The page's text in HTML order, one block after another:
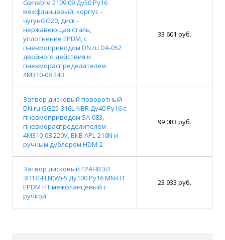
Genebre 2109 09 Ду50 Ру16
межфланцевый, корпус -
чугунGG20, диск -
нержавеющая сталь,
уплотнение EPDM, с
пневмоприводом DN.ru DA-052
двойного действия и
пневмораспределителем
4M310-08 24В
33 601 руб.
Затвор дисковый поворотный
DN.ru GG25-316L-NBR Ду40 Ру16 с
пневмоприводом SA-083,
пневмораспределителем
4M310-08 220V, БКВ APL-210N и
ручным дублером HDM-2
99 083 руб.
Затвор дисковый ГРАНВЭЛ
ЗПТЛ-FLN(W)-5 Ду100 Ру16 MN-HT
EPDM HT межфланцевый с
ручкой
23 933 руб.